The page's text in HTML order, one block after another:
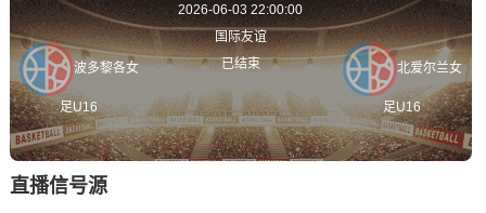
波多黎各女
足U16
2026-06-03 22:00:00
国际友谊
已结束
北爱尔兰女
足U16
直播信号源